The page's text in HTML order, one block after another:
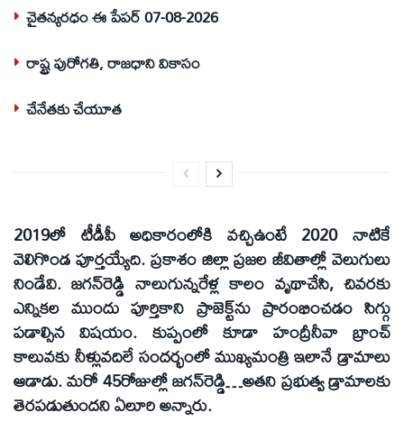
చైతన్యరధం ఈ పేపర్ 07-08-2026
రాష్ట్ర పురోగతి, రాజధాని వికాసం
చేనేతకు చేయూత
2019లో టీడీపీ అధికారంలోకి వచ్చిఉంటే 2020 నాటికే
వెలిగొండ పూర్తయ్యేది. ప్రకాశం జిల్లా ప్రజల జీవితాల్లో వెలుగులు
నిండేవి. జగన్‌రెడ్డి నాలుగున్నరేళ్ల కాలం వృథాచేసి, చివరకు
ఎన్నికల ముందు పూర్తికాని ప్రాజెక్ట్‌ను ప్రారంభించడం సిగ్గు
పడాల్సిన విషయం. కుప్పంలో కూడా హంద్రీనీవా బ్రాంచ్‌
కాలువకు నీళ్లువదిలే సందర్భంలో ముఖ్యమంత్రి ఇలానే డ్రామాలు
ఆడాడు. మరో 45రోజుల్లో జగన్‌రెడ్డి…అతని ప్రభుత్వ డ్రామాలకు
తెరపడుతుందని ఏలూరి అన్నారు.